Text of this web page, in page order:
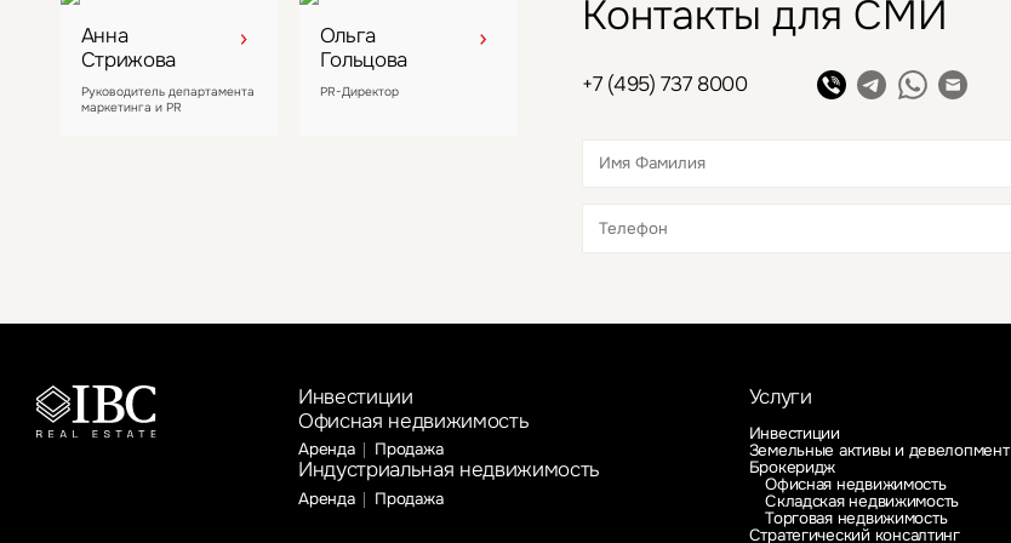
Анна
Стрижова
Руководитель департамента
маркетинга и PR
Ольга
Гольцова
PR-Директор
Контакты для СМИ
+7 (495) 737 8000
Инвестиции
Офисная недвижимость
Аренда Продажа
Индустриальная недвижимость
Аренда Продажа
Услуги
Инвестиции
Земельные активы и девелопмент
Брокеридж
Офисная недвижимость
Складская недвижимость
Торговая недвижимость
Стратегический консалтинг